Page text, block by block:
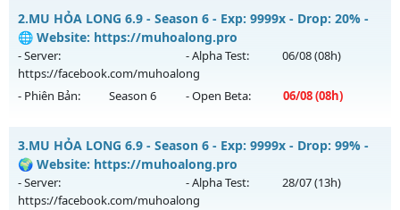
Luminous Mu - Unique resets system, freebies!
Mu mới ra tháng 08 2026 - Mở máy chủ
19h ngày 09/08/2626
Exp: 100x - Drop: 30%
Thể loại: Mu Nguyên bản Webzen
Antihack: Yes
2.MU HỎA LONG 6.9 - Season 6 - Exp: 9999x - Drop: 20% -
🌐 Website: https://muhoalong.pro
- Server:
https://facebook.com/muhoalong
- Alpha Test: 06/08(08h)
- Phiên Bản: Season 6 - Open Beta: 06/08(08h)
MU HỎA LONG 6.9 - 🌐 Website: https://muhoalong.pro
Mu mới ra tháng 08 2026 - Mở máy chủ
https://facebook.com/muhoalongvào 08h ngày
06/08/2626
3.MU HỎA LONG 6.9 - Season 6 - Exp: 9999x - Drop: 99% -
🌍 Website: https://muhoalong.pro
- Server:
https://facebook.com/muhoalong
- Alpha Test: 28/07(13h)